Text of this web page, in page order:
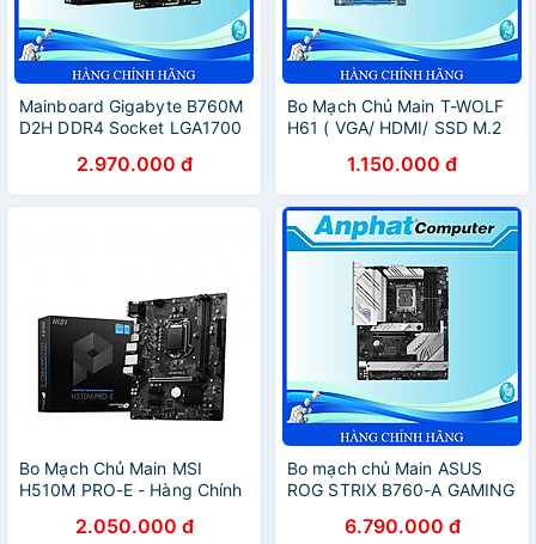
Mainboard Gigabyte B760M
D2H DDR4 Socket LGA1700
2.970.000 đ
Bo Mạch Chủ Main T-WOLF
H61 ( VGA/ HDMI/ SSD M.2
LGA1155 - Hàng Chính Hãng
1.150.000 đ
Bo Mạch Chủ Main MSI
H510M PRO-E - Hàng Chính
2.050.000 đ
Bo mạch chủ Main ASUS
ROG STRIX B760-A GAMING
Hàng Chính Hãng
6.790.000 đ